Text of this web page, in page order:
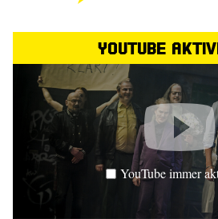
YouTube
YouTube immer